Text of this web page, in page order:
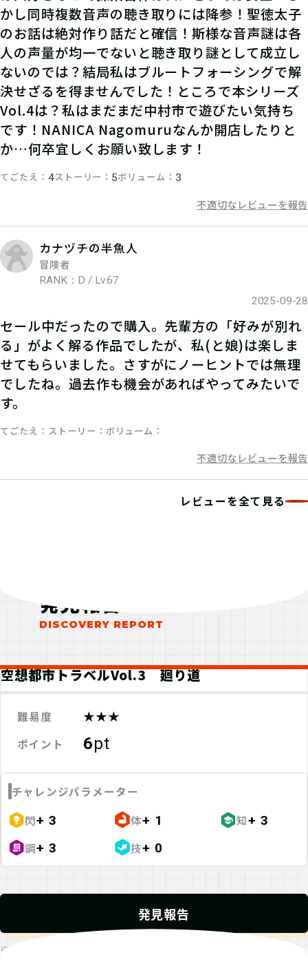
063.謎を解く
ストーリーを読んで謎を解こう！ひと
りでチャレンジするもよし、お友達や
07
マイページで【クリアキーワード】を
入力して、ポイント手に入れよう！
かし同時複数音声の聴き取りには降参！聖徳太子
のお話は絶対作り話だと確信！斯様な音声謎は各
人の声量が均一でないと聴き取り謎として成立し
ないのでは？結局私はブルートフォーシングで解
決せざるを得ませんでした！ところで本シリーズ
Vol.4は？私はまだまだ中村市で遊びたい気持ち
です！NANICA Nagomuruなんか開店したりと
か…何卒宜しくお願い致します！
てごたえ 4ストーリー 5ボリューム 3
不適切なレビューを報告
カナヅチの半魚人
冒険者
RANK：D / Lv.67
2025-09-28
セール中だったので購入。先輩方の「好みが別れ
る」がよく解る作品でしたが、私(と娘)は楽しま
せてもらいました。さすがにノーヒントでは無理
でしたね。過去作も機会があればやってみたいで
す。
てごたえ ストーリー ボリューム
不適切なレビューを報告
レビューを全て見る
発見報告
空想都市トラベルVol.3 廻り道
難易度 ★★★
ポイント 6pt
チャレンジパラメーター
閃+ 3 体+ 1 知+ 3
調+ 3 技+ 0
発見報告
※発見報告にGPSを使用するクエストが一部存在します。